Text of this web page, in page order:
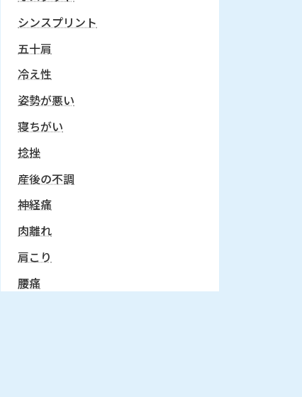
シンスプリント
五十肩
冷え性
姿勢が悪い
寝ちがい
捻挫
産後の不調
神経痛
肉離れ
肩こり
腰痛